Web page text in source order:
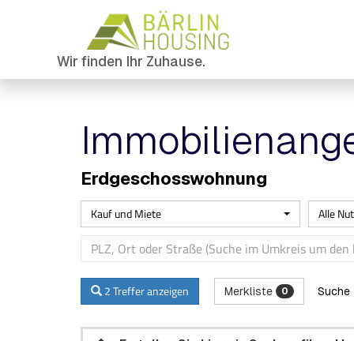
Wir finden Ihr Zuhause.
Erdgeschosswohnung
Kauf und Miete Alle
2 Treffer anzeigen Merkliste 0 Suche